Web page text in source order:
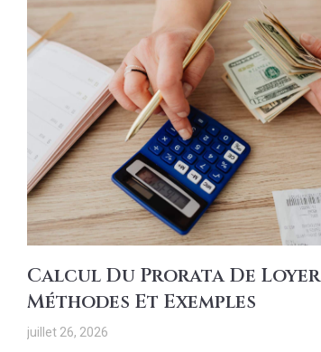
Calcul Du Prorata De Loyer
Méthodes Et Exemples
juillet 26, 2026